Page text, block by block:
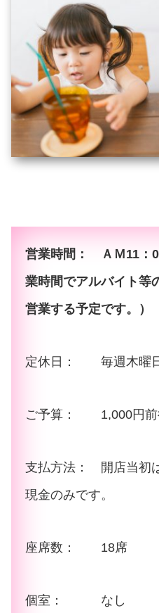
営業時間： ＡＭ11：
業時間でアルバイト等
営業する予定です。）
定休日： 毎週木曜
ご予算： 1,000円前
支払方法： 開店当初
現金のみです。
座席数： 18席
個室： なし